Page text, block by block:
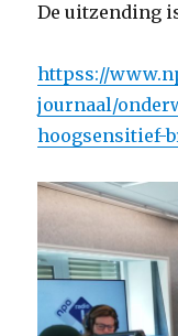
De uitzending
httpss://
journaal/
hoogsensitief-